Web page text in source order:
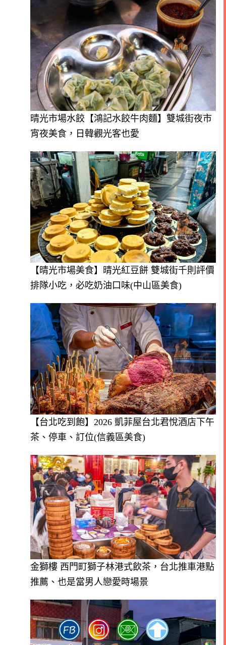
晴光市場水餃【鴻記水餃牛肉麵】雙城街夜市
宵夜美食，日韓觀光客也愛
【晴光市場美食】晴光紅豆餅 雙城街千則評價
排隊小吃，必吃奶油口味(中山區美食)
【台北吃到飽】2026 凱菲屋台北君悅酒店下午
茶、停車、訂位(信義區美食)
金獅樓 西門町獅子林港式飲茶，台北推車港點
推薦、也是當男人戀愛時場景